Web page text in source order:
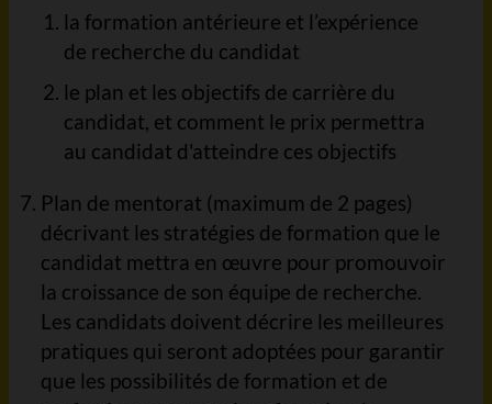
la formation antérieure et l’expérience
de recherche du candidat
le plan et les objectifs de carrière du
candidat, et comment le prix permettra
au candidat d'atteindre ces objectifs
Plan de mentorat (maximum de 2 pages)
décrivant les stratégies de formation que le
candidat mettra en œuvre pour promouvoir
la croissance de son équipe de recherche.
Les candidats doivent décrire les meilleures
pratiques qui seront adoptées pour garantir
que les possibilités de formation et de